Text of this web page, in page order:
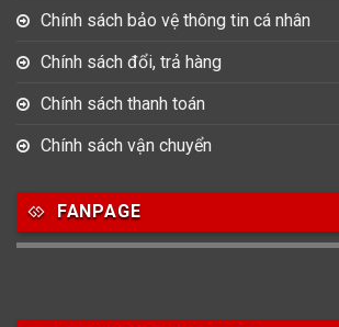
Chính sách bảo vệ thông tin cá nhân
Chính sách đổi, trả hàng
Chính sách thanh toán
Chính sách vận chuyển
FANPAGE